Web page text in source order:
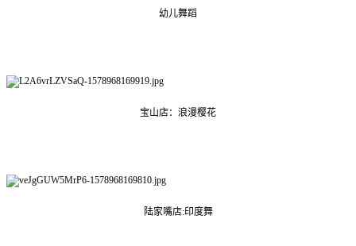
幼儿舞蹈
宝山店：浪漫樱花
陆家嘴店:印度舞